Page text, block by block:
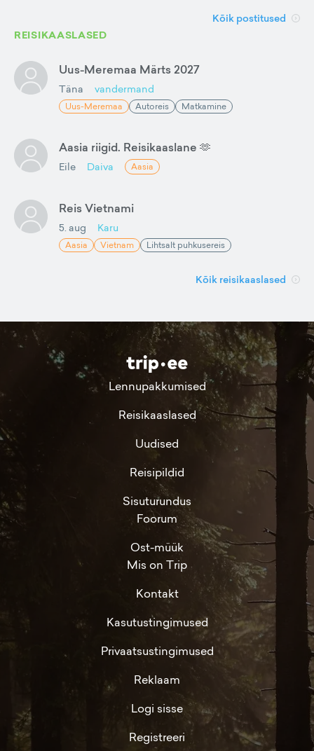
Kõik postitused
REISIKAASLASED
Uus-Meremaa Märts 2027
Täna vandermand
Uus-Meremaa Autoreis Matkamine
Aasia riigid. Reisikaaslane 🫶
Eile Daiva Aasia
Reis Vietnami
5. aug Karu
Aasia Vietnam Lihtsalt puhkusereis
Kõik reisikaaslased
Lennupakkumised
Reisikaaslased
Uudised
Reisipildid
Sisuturundus
Foorum
Ost-müük
Mis on Trip
Kontakt
Kasutustingimused
Privaatsustingimused
Reklaam
Logi sisse
Registreeri